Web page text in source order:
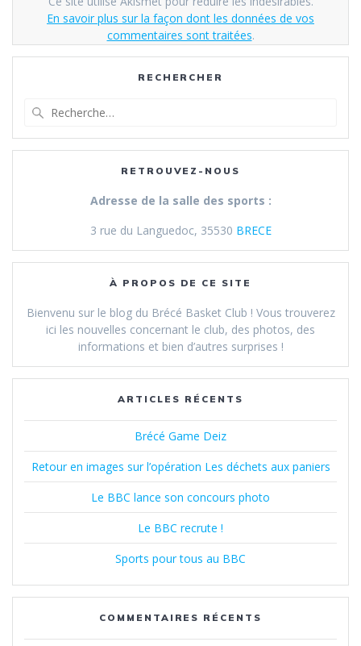
En savoir plus sur la façon dont les données de vos
commentaires sont traitées.
RECHERCHER
:
RETROUVEZ-NOUS
Adresse de la salle des sports :
3 rue du Languedoc, 35530 BRECE
À PROPOS DE CE SITE
Bienvenu sur le blog du Brécé Basket Club ! Vous trouverez
ici les nouvelles concernant le club, des photos, des
informations et bien d’autres surprises !
ARTICLES RÉCENTS
Brécé Game Deiz
Retour en images sur l’opération Les déchets aux paniers
Le BBC lance son concours photo
Le BBC recrute !
Sports pour tous au BBC
COMMENTAIRES RÉCENTS